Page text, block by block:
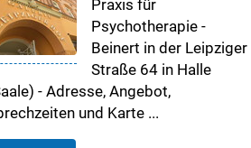
Praxis für
Psychotherapie -
Beinert in der Leipziger
Straße 64 in Halle
- Adresse, Angebot,
und Karte ...